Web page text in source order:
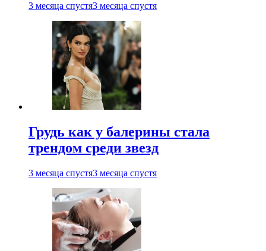
3 месяца спустя3 месяца спустя
Грудь как у балерины стала
трендом среди звезд
3 месяца спустя3 месяца спустя